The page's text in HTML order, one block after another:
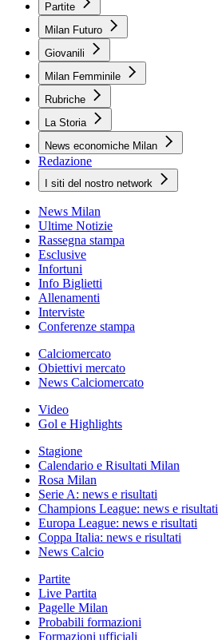
Partite
Milan Futuro
Giovanili
Milan Femminile
Rubriche
La Storia
News economiche Milan
Redazione
I siti del nostro network
News Milan
Ultime Notizie
Rassegna stampa
Esclusive
Infortuni
Info Biglietti
Allenamenti
Interviste
Conferenze stampa
Calciomercato
Obiettivi mercato
News Calciomercato
Video
Gol e Highlights
Stagione
Calendario e Risultati Milan
Rosa Milan
Serie A: news e risultati
Champions League: news e risultati
Europa League: news e risultati
Coppa Italia: news e risultati
News Calcio
Partite
Live Partita
Pagelle Milan
Probabili formazioni
Formazioni ufficiali